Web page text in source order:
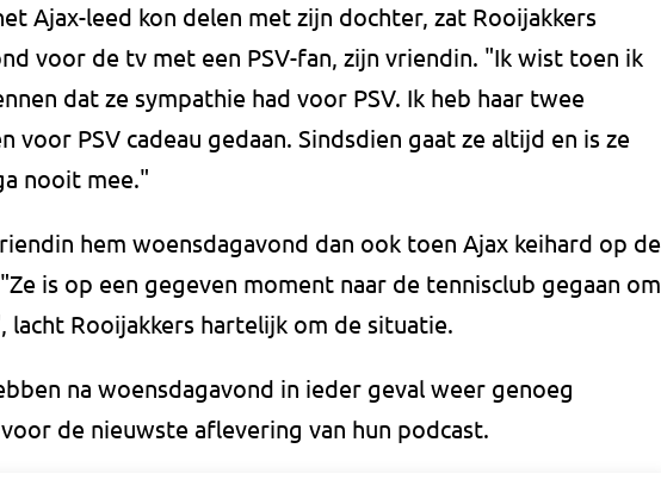
Ajax-leed kon delen met zijn dochter, zat Rooijakkers
voor de tv met een PSV-fan, zijn vriendin. "Ik wist toen ik
dat ze sympathie had voor PSV. Ik heb haar twee
voor PSV cadeau gedaan. Sindsdien gaat ze altijd en is ze
nooit mee."
hem woensdagavond dan ook toen Ajax keihard op de
is op een gegeven moment naar de tennisclub gegaan om
lacht Rooijakkers hartelijk om de situatie.
na woensdagavond in ieder geval weer genoeg
de nieuwste aflevering van hun podcast.